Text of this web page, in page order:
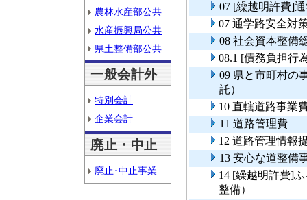
農林水産部公共
水産振興局公共
県土整備部公共
一般会計外
特別会計
企業会計
廃止・中止
廃止･中止事業
07 [繰越明許費]
07 通学路安全対
08 社会資本整備
08.1 [債務負担行
09 県と市町村の
託）
10 直轄道路事業
11 道路管理費
12 道路管理情報
13 安心な道整備
14 [繰越明許費]
整備）